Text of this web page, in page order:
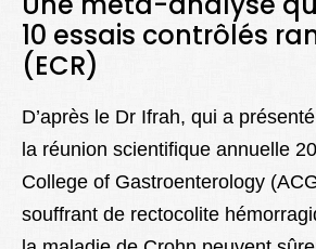
10 essais contrôlés
(ECR)
D’après le Dr Ifrah, qui a
la réunion scientifique annuelle
College of Gastroenterology
souffrant de rectocolite